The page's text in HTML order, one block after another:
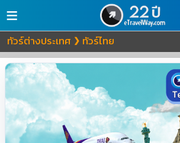
≡
ทัวร์ต่างประเทศ ❯ ทัวร์ไทย